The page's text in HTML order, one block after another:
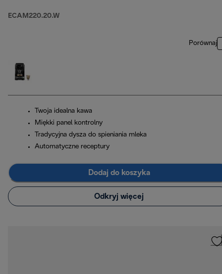
ECAM220.20.W
Porównaj
Twoja idealna kawa
Miękki panel kontrolny
Tradycyjna dysza do spieniania mleka
Automatyczne receptury
Dodaj do koszyka
Odkryj więcej